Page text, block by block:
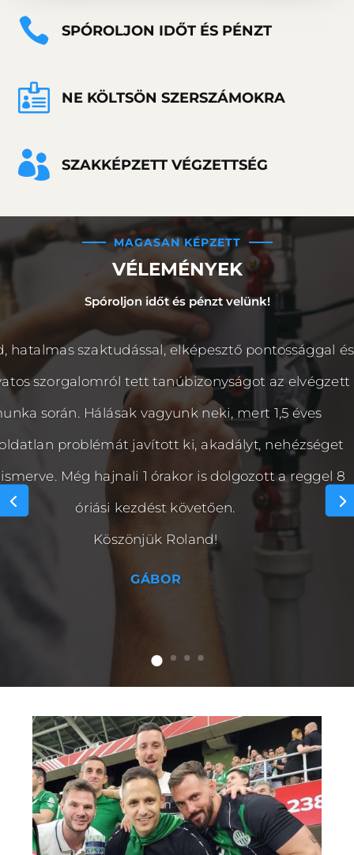
 SPÓROLJON IDŐT ÉS PÉNZT
 NE KÖLTSÖN SZERSZÁMOKRA
 SZAKKÉPZETT VÉGZETTSÉG
MAGASAN KÉPZETT
VÉLEMÉNYEK
Spóroljon időt és pénzt velünk!
hatalmas szaktudással, elképesztő pontossággal és
szorgalomról tett tanúbizonyságot az elvégzett
során. Hálásak vagyunk neki, mert 1,5 éves
problémát javított ki, akadályt, nehézséget
Még hajnali 1 órakor is dolgozott a reggel 8
óriási kezdést követően.
Köszönjük Roland!
GÁBOR